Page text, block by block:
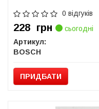
0 відгуків
228 грн
сьогодні
Артикул:
BOSCH
ПРИДБАТИ